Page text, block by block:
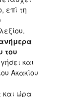
επί τη
του
και
Ακακίου
και ώρα